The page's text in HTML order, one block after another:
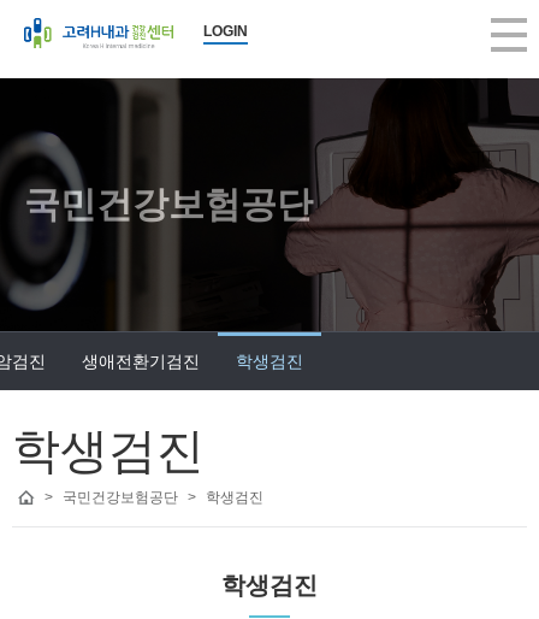
LOGIN
국민건강보험공단
검진 생애전환기검진 학생검진
학생검진
> 국민건강보험공단 > 학생검진
학생검진